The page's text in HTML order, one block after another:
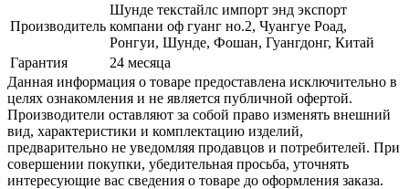
Производитель
Шунде текстайлс импорт энд экспорт
компани оф гуанг но.2, Чуангуе Роад,
Ронгуи, Шунде, Фошан, Гуангдонг, Китай
Гарантия
24 месяца
Данная информация о товаре предоставлена исключительно в
целях ознакомления и не является публичной офертой.
Производители оставляют за собой право изменять внешний
вид, характеристики и комплектацию изделий,
предварительно не уведомляя продавцов и потребителей. При
совершении покупки, убедительная просьба, уточнять
интересующие вас сведения о товаре до оформления заказа.